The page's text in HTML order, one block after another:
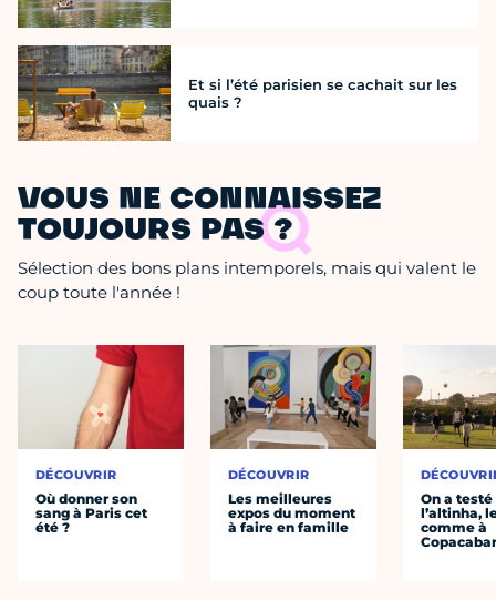
Et si l’été parisien se cachait sur les
quais ?
VOUS NE CONNAISSEZ
TOUJOURS PAS ?
Sélection des bons plans intemporels, mais qui valent le
coup toute l'année !
DÉCOUVRIR
Où donner son
sang à Paris cet
été ?
DÉCOUVRIR
Les meilleures
expos du moment
à faire en famille
On a testé
l’altinha,
comme à